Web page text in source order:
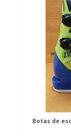
Botas de